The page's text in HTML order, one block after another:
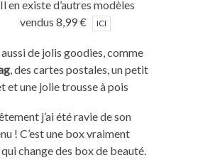
Il en existe d’autres modèles
vendus 8,99 €
ICI
de jolis goodies, comme
, des cartes postales, un petit
et une jolie trousse à pois
j’ai été ravie de son
! C’est une box vraiment
change des box de beauté.